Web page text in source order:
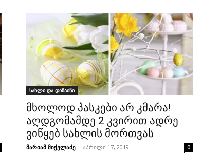
სახლი და დიზაინი
მხოლოდ პასკები არ კმარა!
აღდგომამდე 2 კვირით ადრე
ვიწყებ სახლის მორთვას
მარიამ მიქელაძე - აპრილი 17, 2019 0